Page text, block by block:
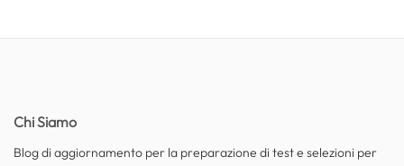
Chi Siamo
Blog di aggiornamento per la preparazione di test e selezioni per